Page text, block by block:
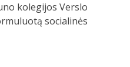
kolegijos Verslo
socialinės